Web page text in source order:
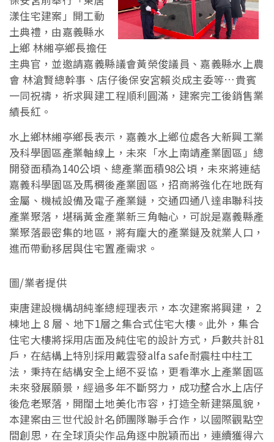
漾住宅建案」開工動
土典禮，由嘉義縣水
上鄉 林緗亭鄉長擔任
主典官，並邀請嘉義縣議會黃榮俊議員、嘉義縣水上農
會 林滄賢總幹事、店仔後保安宮賴炎成主委等…貴賓
一同祝禱，祈求興建工程順利圓滿，建案完工後銷售業
績長紅。
水上鄉林緗亭鄉長表示，嘉義水上鄉位處各大新興工業
及科學園區產業軸線上，未來「水上南靖產業園區」總
開發面積為140公頃、總產業面積98公頃，未來將連結
嘉義科學園區及馬稠後產業園區，招商將強化在地既有
金屬、機械設備及電子產業鏈，交通四通八達串聯科技
產業聚落，堪稱黃金產業新三角軸心，可說是嘉義縣產
業聚落最密集的地區，將有龐大的產業鏈及就業人口，
進而帶動移居與住宅置產需求。
圖/業者提供
東唐建設機構胡純峯總經理表示，本次建案將興建， 2
棟地上 8 層、地下1層之集合式住宅大樓。此外，集合
住宅大樓將採用店面及純住宅的設計方式，戶數共計81
戶，在結構上特別採用戴雲發alfa safe耐震柱中柱工
法，秉持在結構安全上絕不妥協，更看準水上產業園區
未來發展願景，經過多年不斷努力，成功整合水上店仔
後危老聚落，開闊土地美化市容，打造全新建築風貌，
本建案由三世代設計名師團隊聯手合作，以國際觀點空
間創思，在全球頂尖作品角逐中脫穎而出，連續獲得六